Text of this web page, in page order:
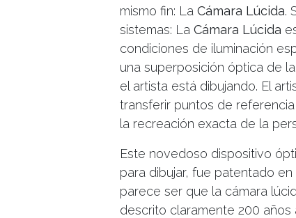
mismo fin: La Cámara Lúcida.
sistemas: La Cámara Lúcida
condiciones de iluminación
una superposición óptica de
el artista está dibujando. El
transferir puntos de
la recreación exacta de la
Este novedoso dispositivo
para dibujar, fue patentado
parece ser que la cámara
descrito claramente 200